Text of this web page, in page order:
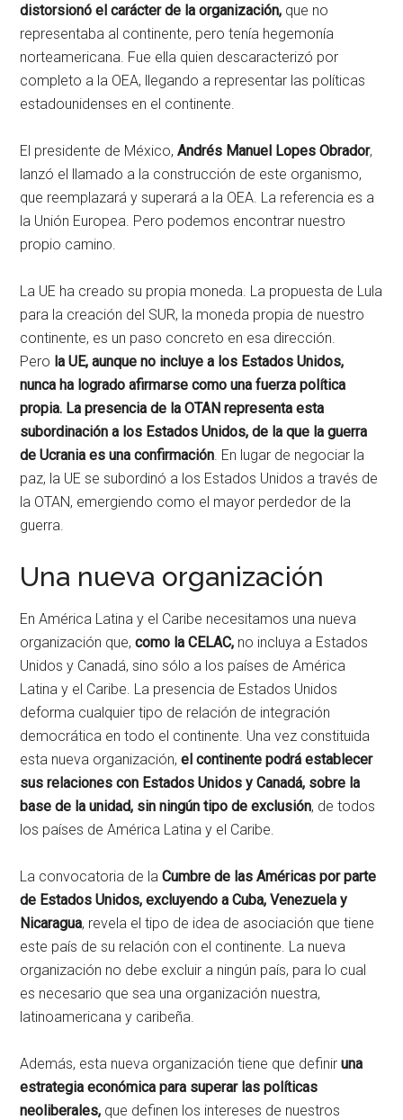
distorsionó el carácter de la organización, que no
representaba al continente, pero tenía hegemonía
norteamericana. Fue ella quien descaracterizó por
completo a la OEA, llegando a representar las políticas
estadounidenses en el continente.
El presidente de México, Andrés Manuel Lopes Obrador,
lanzó el llamado a la construcción de este organismo,
que reemplazará y superará a la OEA. La referencia es a
la Unión Europea. Pero podemos encontrar nuestro
propio camino.
La UE ha creado su propia moneda. La propuesta de Lula
para la creación del SUR, la moneda propia de nuestro
continente, es un paso concreto en esa dirección.
Pero la UE, aunque no incluye a los Estados Unidos,
nunca ha logrado afirmarse como una fuerza política
propia. La presencia de la OTAN representa esta
subordinación a los Estados Unidos, de la que la guerra
de Ucrania es una confirmación . En lugar de negociar la
paz, la UE se subordinó a los Estados Unidos a través de
la OTAN, emergiendo como el mayor perdedor de la
guerra.
Una nueva organización
En América Latina y el Caribe necesitamos una nueva
organización que,como la CELAC, no incluya a Estados
Unidos y Canadá, sino sólo a los países de América
Latina y el Caribe. La presencia de Estados Unidos
deforma cualquier tipo de relación de integración
democrática en todo el continente. Una vez constituida
esta nueva organización,el continente podrá establecer
sus relaciones con Estados Unidos y Canadá, sobre la
base de la unidad, sin ningún tipo de exclusión, de todos
los países de América Latina y el Caribe.
La convocatoria de la Cumbre de las Américas por parte
de Estados Unidos, excluyendo a Cuba, Venezuela y
Nicaragua, revela el tipo de idea de asociación que tiene
este país de su relación con el continente. La nueva
organización no debe excluir a ningún país, para lo cual
es necesario que sea una organización nuestra,
latinoamericana y caribeña.
Además, esta nueva organización tiene que definir una
estrategia económica para superar las políticas
neoliberales, que definen los intereses de nuestros